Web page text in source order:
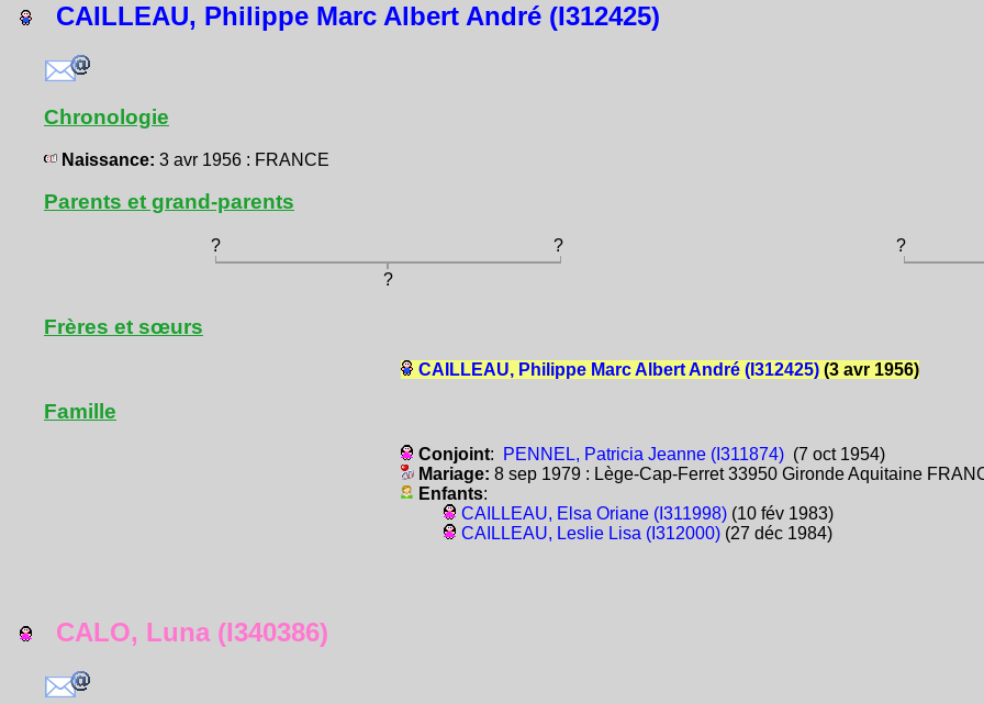
CAILLEAU, Philippe Marc Albert André (I312425)
Chronologie
Naissance: 3 avr 1956 : FRANCE
Parents et grand-parents
? ?
?
?
Frères et sœurs
CAILLEAU, Philippe Marc Albert André (I312425) (3 avr 1956)
Famille
Conjoint: PENNEL, Patricia Jeanne (I311874) (7 oct 1954)
Mariage:8 sep 1979 : Lège-Cap-Ferret 33950 Gironde Aquitaine
Enfants:
CAILLEAU, Elsa Oriane (I311998) (10 fév 1983)
CAILLEAU, Leslie Lisa (I312000) (27 déc 1984)
CALO, Luna (I340386)